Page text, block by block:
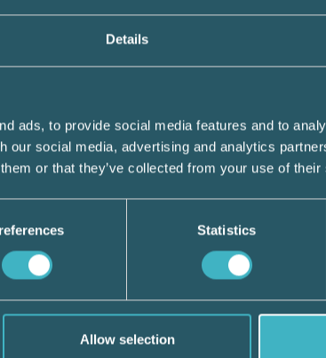
Details
ads, to provide social media features and to
our social media, advertising and analytics
or that they’ve collected from your use of
Statistics
Allow selection
eller ett uppdrag, så ska
eller publicerar i en blogg,
som du utför eller har utfört. En
att den inte ges som ersättning
ges för det du sänder eller
av hobbyverksamhet. Det gäller